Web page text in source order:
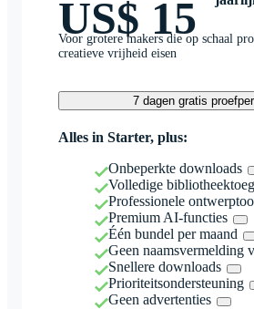
US$ 15
Voor grotere makers die op schaal
creatieve vrijheid eisen
7 dagen gratis
Alles in Starter, plus:
Onbeperkte downloads
Volledige
Professionele
Premium AI-functies
Één bundel per maand
Geen naamsvermelding
Snellere downloads
Prioriteitsondersteuning
Geen advertenties